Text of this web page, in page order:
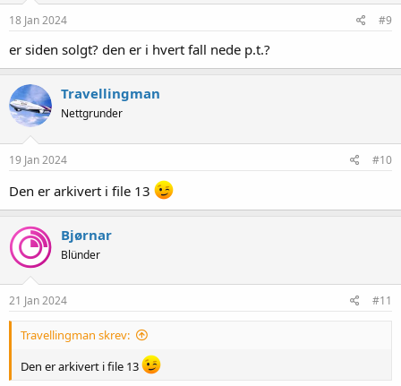
18 Jan 2024 #9
er siden solgt? den er i hvert fall nede p.t.?
Travellingman
Nettgrunder
19 Jan 2024 #10
Den er arkivert i file 13
Bjørnar
Blünder
21 Jan 2024 #11
Travellingman skrev:
Den er arkivert i file 13